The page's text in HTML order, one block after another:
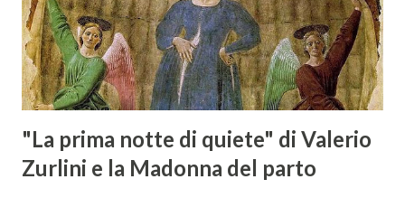
assistendo i produttori nella creazione di contatti
commerciali con gli operatori locali. Gli organizzatori
dell’evento, Christian Bauer, austriaco ed esperto di vini e
conoscitore dei mercati di lingua tedes...
"La prima notte di quiete" di Valerio
Zurlini e la Madonna del parto